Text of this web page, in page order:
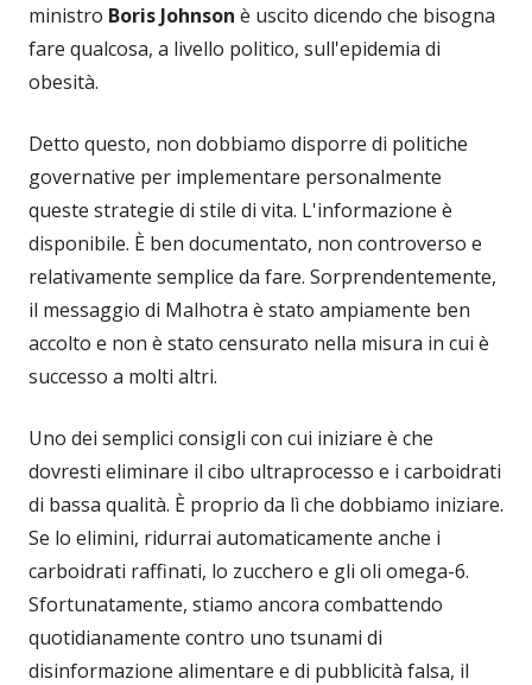
ministro Boris Johnson è uscito dicendo che bisogna
fare qualcosa, a livello politico, sull'epidemia di
obesità.
Detto questo, non dobbiamo disporre di politiche
governative per implementare personalmente
queste strategie di stile di vita. L'informazione è
disponibile. È ben documentato, non controverso e
relativamente semplice da fare. Sorprendentemente,
il messaggio di Malhotra è stato ampiamente ben
accolto e non è stato censurato nella misura in cui è
successo a molti altri.
Uno dei semplici consigli con cui iniziare è che
dovresti eliminare il cibo ultraprocesso e i carboidrati
di bassa qualità. È proprio da lì che dobbiamo iniziare.
Se lo elimini, ridurrai automaticamente anche i
carboidrati raffinati, lo zucchero e gli oli omega-6.
Sfortunatamente, stiamo ancora combattendo
quotidianamente contro uno tsunami di
disinformazione alimentare e di pubblicità falsa, il